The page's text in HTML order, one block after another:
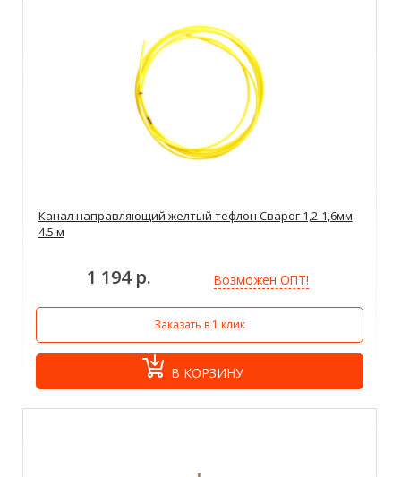
Канал направляющий желтый тефлон Сварог 1,2-1,6мм
4.5 м
1 194 р. Возможен ОПТ!
Заказать в 1 клик
В КОРЗИНУ